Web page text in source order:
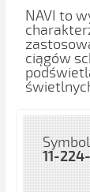
NAVI to
ciągów
Symbol
11-